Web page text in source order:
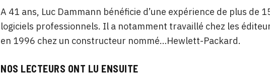
A 41 ans, Luc Dammann bénéficie d’une expérience de plus de
logiciels professionnels. Il a notamment travaillé chez les
en 1996 chez un constructeur nommé…Hewlett-Packard.
NOS LECTEURS ONT LU ENSUITE